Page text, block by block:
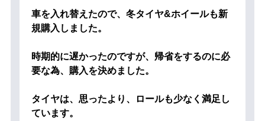
車を入れ替えたので、冬タイヤ&ホイールも新
規購入しました。
時期的に遅かったのですが、帰省をするのに必
要な為、購入を決めました。
タイヤは、思ったより、ロールも少なく満足し
ています。